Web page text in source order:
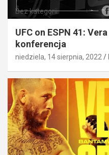
Bez kategorii
UFC on ESPN 41:
konferencja
niedziela, 14 sierpnia, 2022